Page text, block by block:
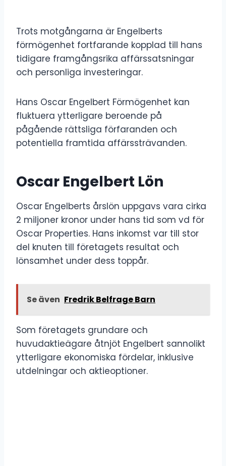
Trots motgångarna är Engelberts
förmögenhet fortfarande kopplad till hans
tidigare framgångsrika affärssatsningar
och personliga investeringar.
Hans Oscar Engelbert Förmögenhet kan
fluktuera ytterligare beroende på
pågående rättsliga förfaranden och
potentiella framtida affärssträvanden.
Oscar Engelbert Lön
Oscar Engelberts årslön uppgavs vara cirka
2 miljoner kronor under hans tid som vd för
Oscar Properties. Hans inkomst var till stor
del knuten till företagets resultat och
lönsamhet under dess toppår.
Se även Fredrik Belfrage Barn
Som företagets grundare och
huvudaktieägare åtnjöt Engelbert sannolikt
ytterligare ekonomiska fördelar, inklusive
utdelningar och aktieoptioner.